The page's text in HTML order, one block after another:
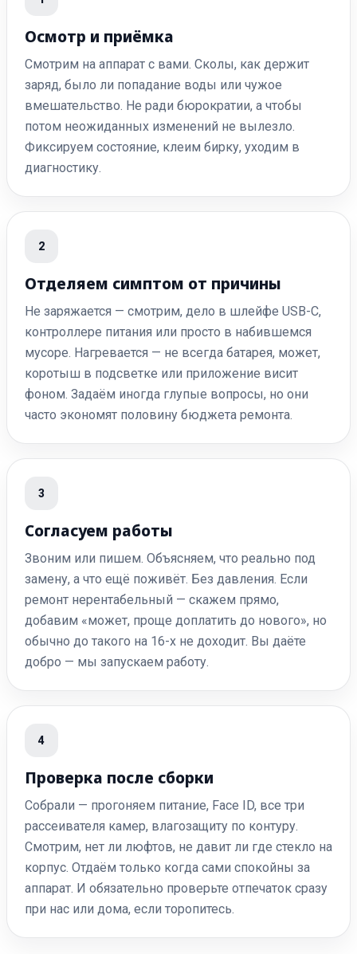
Осмотр и приёмка
Смотрим на аппарат с вами. Сколы, как держит
заряд, было ли попадание воды или чужое
вмешательство. Не ради бюрократии, а чтобы
потом неожиданных изменений не вылезло.
Фиксируем состояние, клеим бирку, уходим в
диагностику.
2
Отделяем симптом от причины
Не заряжается — смотрим, дело в шлейфе USB-C,
контроллере питания или просто в набившемся
мусоре. Нагревается — не всегда батарея, может,
коротыш в подсветке или приложение висит
фоном. Задаём иногда глупые вопросы, но они
часто экономят половину бюджета ремонта.
3
Согласуем работы
Звоним или пишем. Объясняем, что реально под
замену, а что ещё поживёт. Без давления. Если
ремонт нерентабельный — скажем прямо,
добавим «может, проще доплатить до нового», но
обычно до такого на 16-х не доходит. Вы даёте
добро — мы запускаем работу.
4
Проверка после сборки
Собрали — прогоняем питание, Face ID, все три
рассеивателя камер, влагозащиту по контуру.
Смотрим, нет ли люфтов, не давит ли где стекло на
корпус. Отдаём только когда сами спокойны за
аппарат. И обязательно проверьте отпечаток сразу
при нас или дома, если торопитесь.